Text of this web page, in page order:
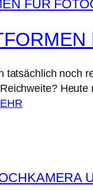
tatsächlich noch